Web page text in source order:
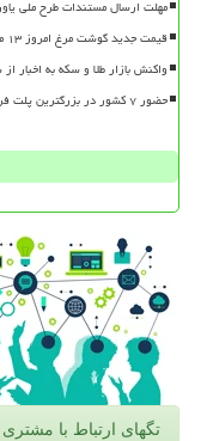
مهلت ارسال مستندات طرح ملی یاوران پیشرفت۲ تا
قیمت جدید گوشت مرغ امروز ۱۳ مرداد ۱۴۰۵
واکنش بازار طلا و سکه به اخبار
حضور ۷ کشور در بزرگترین پلت فرم تبادلات تجاری حوزه ساخت وساز
تگهای ارتباط با مشتری